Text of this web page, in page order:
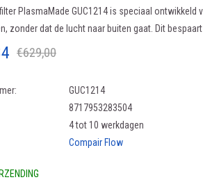
PlasmaMade GUC1214 is speciaal ontwikkeld
zonder dat de lucht naar buiten gaat. Dit bespaart
€629,00
GUC1214
8717953283504
4 tot 10 werkdagen
Compair Flow